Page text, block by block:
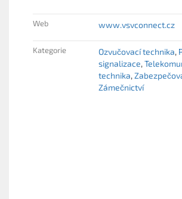
Web www.vsvconnect.cz
Kategorie Ozvučovací technika
signalizace
technika
Zámečnictví